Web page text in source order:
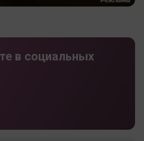
в социальных